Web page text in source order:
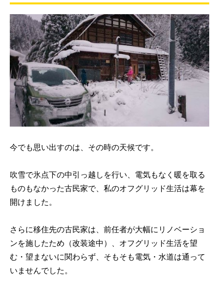
今でも思い出すのは、その時の天候です。
吹雪で氷点下の中引っ越しを行い、電気もなく暖を取る
ものもなかった古民家で、私のオフグリッド生活は幕を
開けました。
さらに移住先の古民家は、前任者が大幅にリノベーショ
ンを施したため（改装途中）、オフグリッド生活を望
む・望まないに関わらず、そもそも電気・水道は通って
いませんでした。